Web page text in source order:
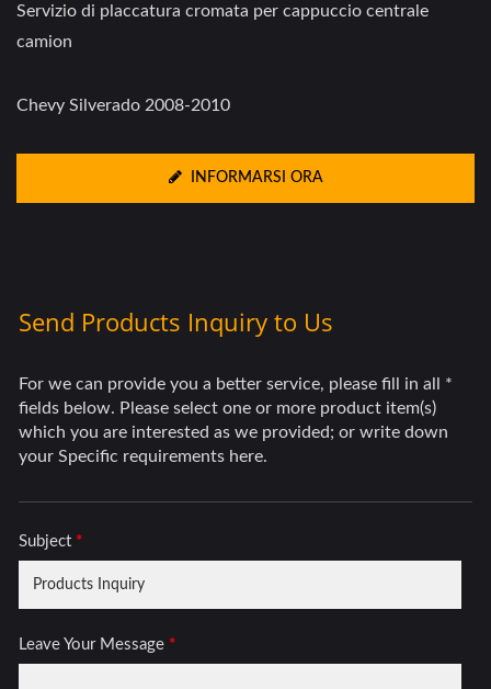
Servizio di placcatura cromata per cappuccio centrale
camion
Chevy Silverado 2008-2010
INFORMARSI ORA